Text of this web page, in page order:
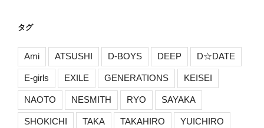
タグ
Ami ATSUSHI D-BOYS DEEP D☆DATE
E-girls EXILE GENERATIONS KEISEI
NAOTO NESMITH RYO SAYAKA
SHOKICHI TAKA TAKAHIRO YUICHIRO